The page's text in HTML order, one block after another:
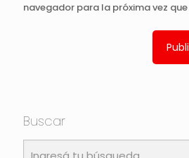
navegador para la próxima vez
Buscar